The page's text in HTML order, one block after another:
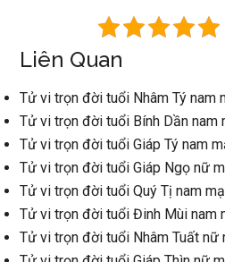
Liên Quan
Tử vi trọn đời tuổi Nhâm Tý nam
Tử vi trọn đời tuổi Bính Dần nam
Tử vi trọn đời tuổi Giáp Tý nam
Tử vi trọn đời tuổi Giáp Ngọ nữ
Tử vi trọn đời tuổi Quý Tị nam
Tử vi trọn đời tuổi Đinh Mùi nam
Tử vi trọn đời tuổi Nhâm Tuất nữ